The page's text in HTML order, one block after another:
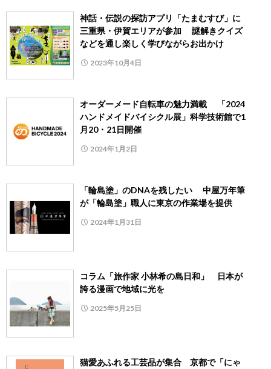
神話・伝説の探訪アプリ「たまむすび」に
三重県・伊賀エリアが参加 謎解きクイズ
などを通し楽しく学びながらお出かけ
2023年10月4日
オーダーメード自転車の魅力満載 「2024
ハンドメイドバイシクル展」科学技術館で1
月20・21日開催
2024年1月2日
「輪島塗」のDNAを残したい 中屋万年筆
が「輪島塗」職人に東京の作業場を提供
2024年1月31日
コラム「旅作家 小林希の島日和」 日本が
誇る漫画で地域に光を
2025年5月25日
猫愛あふれる工芸品が集合 京都で「にゃ